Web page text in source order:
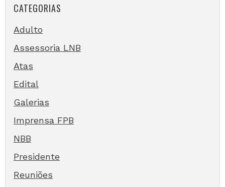
CATEGORIAS
Adulto
Assessoria LNB
Atas
Edital
Galerias
Imprensa FPB
NBB
Presidente
Reuniões